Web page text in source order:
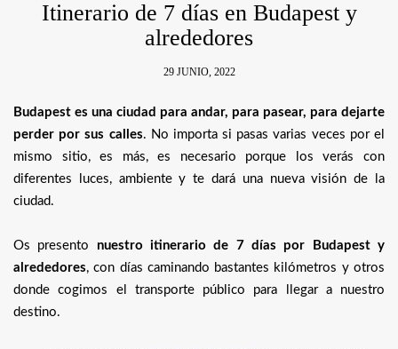
Itinerario de 7 días en Budapest y
alrededores
29 JUNIO, 2022
Budapest es una ciudad para andar, para pasear, para dejarte
perder por sus calles. No importa si pasas varias veces por el
mismo sitio, es más, es necesario porque los verás con
diferentes luces, ambiente y te dará una nueva visión de la
ciudad.
Os presento nuestro itinerario de 7 días por Budapest y
alrededores, con días caminando bastantes kilómetros y otros
donde cogimos el transporte público para llegar a nuestro
destino.